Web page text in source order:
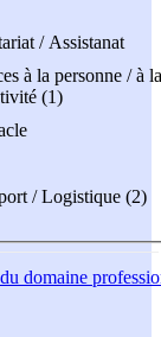
/ Assistanat
à la personne / à la
(1)
/ Logistique (2)
domaine